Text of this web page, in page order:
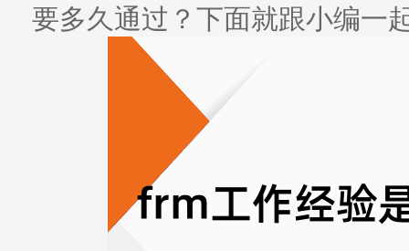
要多久通过？下面就跟小编一